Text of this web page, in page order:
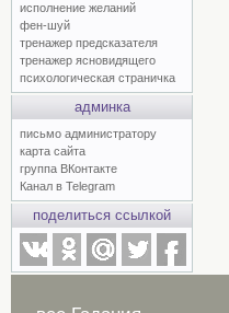
исполнение желаний
фен-шуй
тренажер предсказателя
тренажер ясновидящего
психологическая страничка
админка
письмо администратору
карта сайта
группа ВКонтакте
Канал в Telegram
поделиться ссылкой